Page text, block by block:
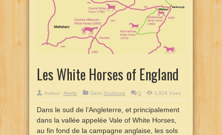
Les White Horses of England
Auteur : Airelle Dans Sculpture 0 3,924 Vues
Dans le sud de l’Angleterre, et principalement
dans la vallée appelée Vale of White Horses,
au fin fond de la campagne anglaise, les sols